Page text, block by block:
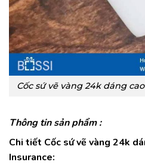
Cốc sứ vẽ vàng 24k dáng
Thông tin sản phẩm :
Chi tiết Cốc sứ vẽ vàng 24k
Insurance: